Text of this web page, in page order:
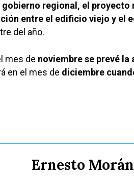
regional, el proyecto
entre el edificio viejo y el
del año.
mes de noviembre se prevé la
en el mes de diciembre
Ernesto Morán